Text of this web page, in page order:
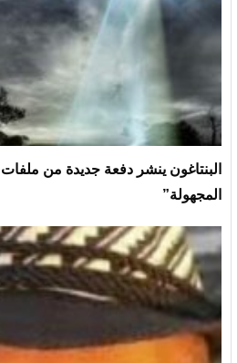
البنتاغون ينشر دفعة جديدة من
المجهولة”